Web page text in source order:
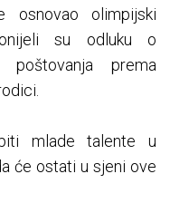
osnovao olimpijski
su odluku o
poštovanja prema
mlade talente u
će ostati u sjeni ove